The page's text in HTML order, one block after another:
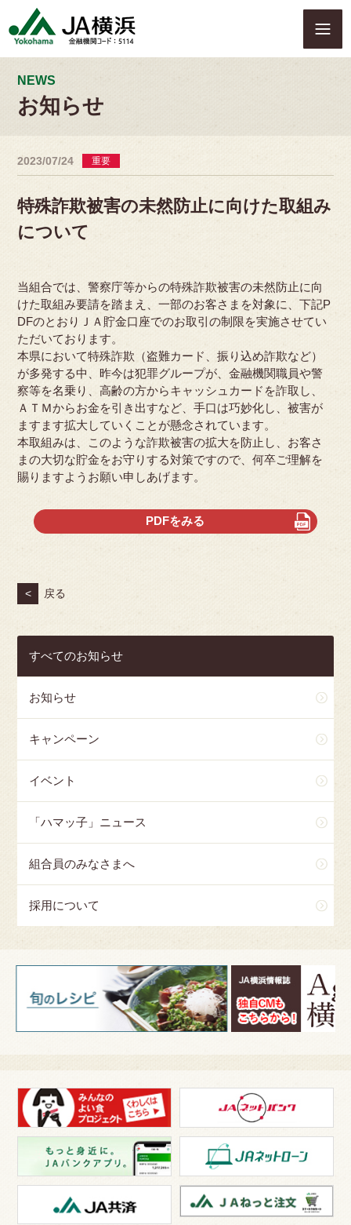
p
NEWS
お知らせ
2023/07/24 重要
特殊詐欺被害の未然防止に向けた取組み
について
当組合では、警察庁等からの特殊詐欺被害の未然防止に向
けた取組み要請を踏まえ、一部のお客さまを対象に、下記P
DFのとおりＪＡ貯金口座でのお取引の制限を実施させてい
ただいております。
本県において特殊詐欺（盗難カード、振り込め詐欺など）
が多発する中、昨今は犯罪グループが、金融機関職員や警
察等を名乗り、高齢の方からキャッシュカードを詐取し、
ＡＴＭからお金を引き出すなど、手口は巧妙化し、被害が
ますます拡大していくことが懸念されています。
本取組みは、このような詐欺被害の拡大を防止し、お客さ
まの大切な貯金をお守りする対策ですので、何卒ご理解を
賜りますようお願い申しあげます。
PDFをみる
< 戻る
すべてのお知らせ
お知らせ
キャンペーン
イベント
「ハマッ子」ニュース
組合員のみなさまへ
採用について